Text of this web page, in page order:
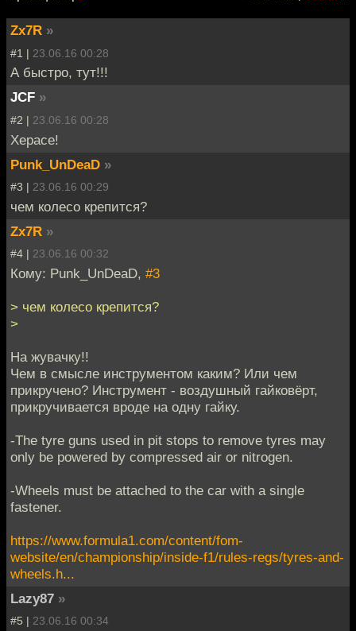
Zx7R »
#1 | 23.06.16 00:28
А быстро, тут!!!
JCF »
#2 | 23.06.16 00:28
Херасе!
Punk_UnDeaD »
#3 | 23.06.16 00:29
чем колесо крепится?
Zx7R »
#4 | 23.06.16 00:32
Кому: Punk_UnDeaD, #3
> чем колесо крепится?
>
На жувачку!!
Чем в смысле инструментом каким? Или чем
прикручено? Инструмент - воздушный гайковёрт,
прикручивается вроде на одну гайку.
-The tyre guns used in pit stops to remove tyres may
only be powered by compressed air or nitrogen.
-Wheels must be attached to the car with a single
fastener.
https://www.formula1.com/content/fom-
website/en/championship/inside-f1/rules-regs/tyres-and-
wheels.h...
Lazy87 »
#5 | 23.06.16 00:34